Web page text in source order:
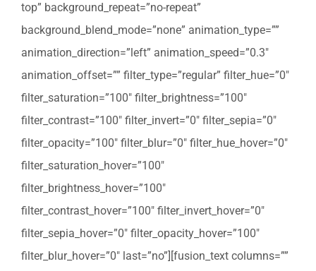
top” background_repeat=”no-repeat”
background_blend_mode=”none” animation_type=””
animation_direction=”left” animation_speed=”0.3″
animation_offset=”” filter_type=”regular” filter_hue=”0″
filter_saturation=”100″ filter_brightness=”100″
filter_contrast=”100″ filter_invert=”0″ filter_sepia=”0″
filter_opacity=”100″ filter_blur=”0″ filter_hue_hover=”0″
filter_saturation_hover=”100″
filter_brightness_hover=”100″
filter_contrast_hover=”100″ filter_invert_hover=”0″
filter_sepia_hover=”0″ filter_opacity_hover=”100″
filter_blur_hover=”0″ last=”no”][fusion_text columns=””